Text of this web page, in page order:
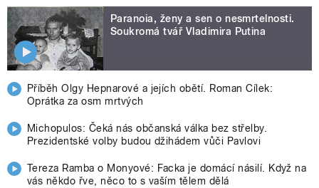
Paranoia, ženy a sen o nesmrtelnosti.
Soukromá tvář Vladimira Putina
Příběh Olgy Hepnarové a jejích obětí. Roman Cílek:
Oprátka za osm mrtvých
Michopulos: Čeká nás občanská válka bez střelby.
Prezidentské volby budou džihádem vůči Pavlovi
Tereza Ramba o Monyové: Facka je domácí násilí. Když na
vás někdo řve, něco to s vaším tělem dělá